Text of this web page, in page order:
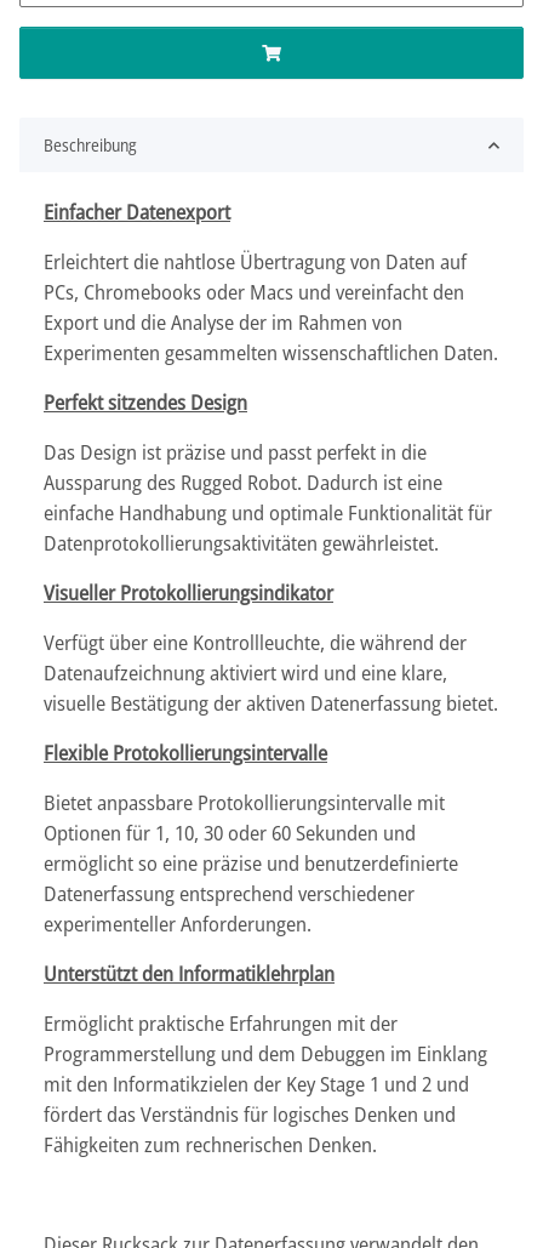
Beschreibung
Einfacher Datenexport
Erleichtert die nahtlose Übertragung von Daten auf
PCs, Chromebooks oder Macs und vereinfacht den
Export und die Analyse der im Rahmen von
Experimenten gesammelten wissenschaftlichen Daten.
Perfekt sitzendes Design
Das Design ist präzise und passt perfekt in die
Aussparung des Rugged Robot. Dadurch ist eine
einfache Handhabung und optimale Funktionalität für
Datenprotokollierungsaktivitäten gewährleistet.
Visueller Protokollierungsindikator
Verfügt über eine Kontrollleuchte, die während der
Datenaufzeichnung aktiviert wird und eine klare,
visuelle Bestätigung der aktiven Datenerfassung bietet.
Flexible Protokollierungsintervalle
Bietet anpassbare Protokollierungsintervalle mit
Optionen für 1, 10, 30 oder 60 Sekunden und
ermöglicht so eine präzise und benutzerdefinierte
Datenerfassung entsprechend verschiedener
experimenteller Anforderungen.
Unterstützt den Informatiklehrplan
Ermöglicht praktische Erfahrungen mit der
Programmerstellung und dem Debuggen im Einklang
mit den Informatikzielen der Key Stage 1 und 2 und
fördert das Verständnis für logisches Denken und
Fähigkeiten zum rechnerischen Denken.